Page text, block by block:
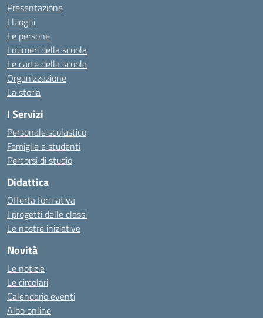
Presentazione
I luoghi
Le persone
I numeri della scuola
Le carte della scuola
Organizzazione
La storia
I Servizi
Personale scolastico
Famiglie e studenti
Percorsi di studio
Didattica
Offerta formativa
I progetti delle classi
Le nostre iniziative
Novità
Le notizie
Le circolari
Calendario eventi
Albo online